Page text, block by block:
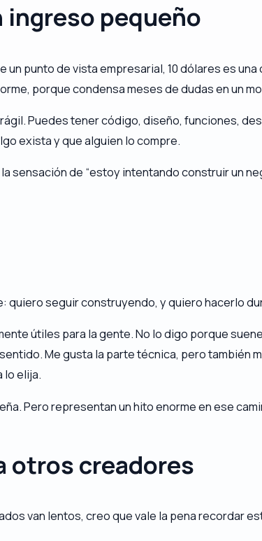
ingreso pequeño
punto de vista empresarial, 10 dólares es
porque condensa meses de dudas en un
Puedes tener código, diseño, funciones,
existayque alguien lo compre.
sensación de “estoy intentando construir un
quiero seguir construyendo, y quiero hacerlo
útiles para la gente. No lo digo porque
Me gusta la parte técnica, pero también
lo elija.
Pero representan un hito enorme en ese
otros creadores
van lentos, creo que vale la pena recordar